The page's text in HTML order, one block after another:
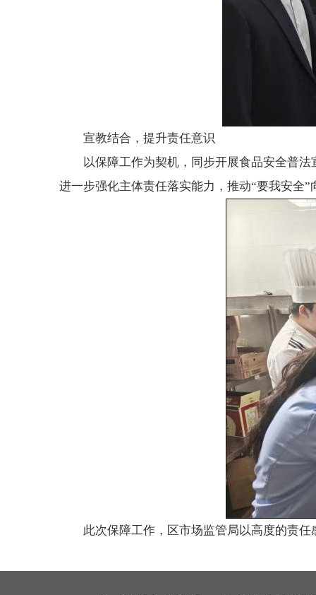
宣教结合，提升责任意识
以保障工作为契机，同步开展食品安全普
进一步强化主体责任落实能力，推动“要我安全”
此次保障工作，区市场监管局以高度的责